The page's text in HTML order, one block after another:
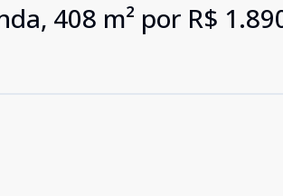
408 m² por R$